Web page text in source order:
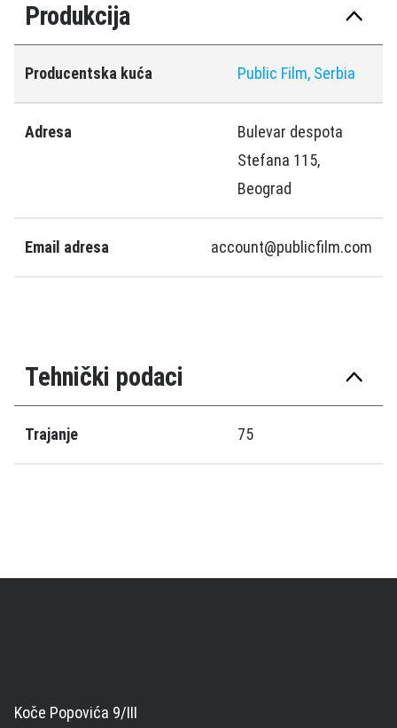
Produkcija
Producentska kuća Public Film, Serbia
Adresa
Bulevar despota
Stefana 115,
Beograd
Email adresa account@publicfilm.com
Tehnički podaci
Trajanje 75
Koče Popovića 9/III